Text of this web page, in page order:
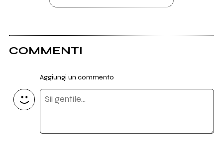
COMMENTI
Aggiungi un commento